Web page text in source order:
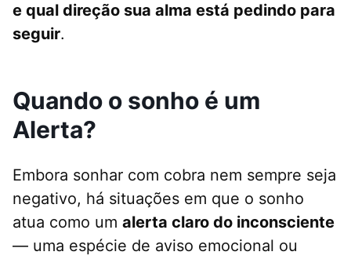
e qual direção sua alma está pedindo para
seguir.
Quando o sonho é um
Alerta?
Embora sonhar com cobra nem sempre seja
negativo, há situações em que o sonho
atua como um alerta claro do inconsciente
— uma espécie de aviso emocional ou